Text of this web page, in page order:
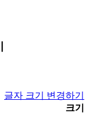
글자 크기 변경하기
크기